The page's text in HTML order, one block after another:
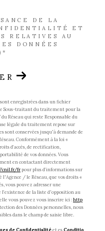
DE LA
ET
RELATIVES AU
DONNÉES
enregistrées dans un fichier
Sous-traitant du traitement pour la
Réseau qui reste Responsable du
légale du traitement repose sur
sont conservées jusqu'à demande de
Conformément à la loi «
d’accès, de rectification,
de vos données. Vous
en contactant directement
cnil.fr/frpour plus d’informations sur
l'Agence / le Réseau, que vos droits «
vous pouvez adresser une
de la liste d'opposition au
vous pouvez vous inscrire ici :http
des Données personnelles, nous
dans le champ de saisie libre.
de Confidentialitéet esConditio